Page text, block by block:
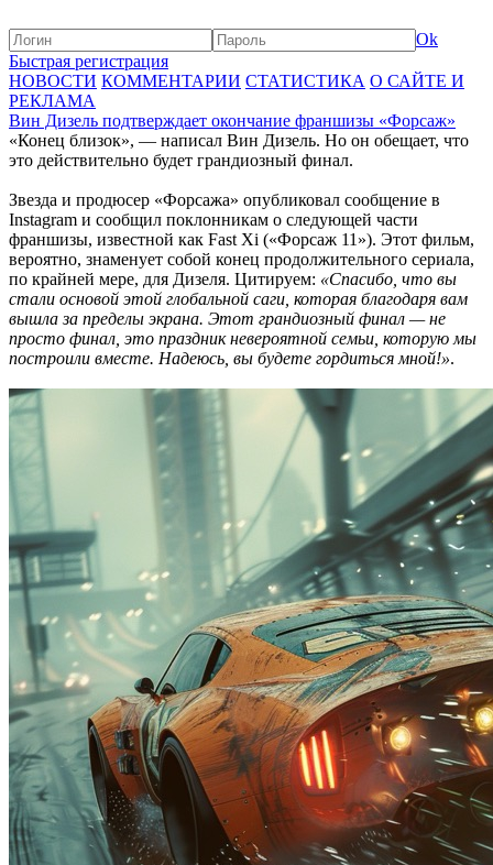
Ok
Быстрая регистрация
НОВОСТИ КОММЕНТАРИИ СТАТИСТИКА О САЙТЕ И
РЕКЛАМА
Вин Дизель подтверждает окончание франшизы «Форсаж»
«Конец близок», — написал Вин Дизель. Но он обещает, что
это действительно будет грандиозный финал.
Звезда и продюсер «Форсажа» опубликовал сообщение в
Instagram и сообщил поклонникам о следующей части
франшизы, известной как Fast Xi («Форсаж 11»). Этот фильм,
вероятно, знаменует собой конец продолжительного сериала,
по крайней мере, для Дизеля. Цитируем: «Спасибо, что вы
стали основой этой глобальной саги, которая благодаря вам
вышла за пределы экрана. Этот грандиозный финал — не
просто финал, это праздник невероятной семьи, которую мы
построили вместе. Надеюсь, вы будете гордиться мной!».